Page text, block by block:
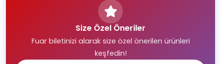
Size Özel Öneriler
Fuar biletinizi alarak size özel önerilen ürünleri
keşfedin!